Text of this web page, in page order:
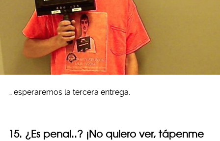
… esperaremos la tercera entrega.
15. ¿Es penal..? ¡No quiero ver, tápenme